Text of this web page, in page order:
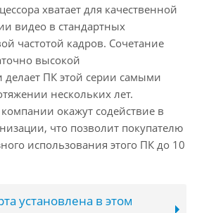
хватает для качественной
видео в стандартных
частотой кадров. Сочетание
высокой
делает ПК этой серии самыми
нескольких лет.
окажут содействие в
что позволит покупателю
использования этого ПК до 10
установлена в этом